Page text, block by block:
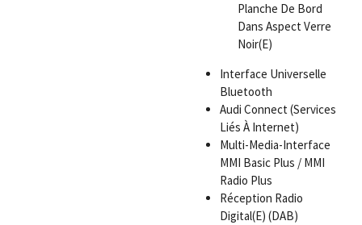
Planche De Bord
Dans Aspect Verre
Noir(E)
Interface Universelle
Bluetooth
Audi Connect (Services
Liés À Internet)
Multi-Media-Interface
MMI Basic Plus / MMI
Radio Plus
Réception Radio
Digital(E) (DAB)